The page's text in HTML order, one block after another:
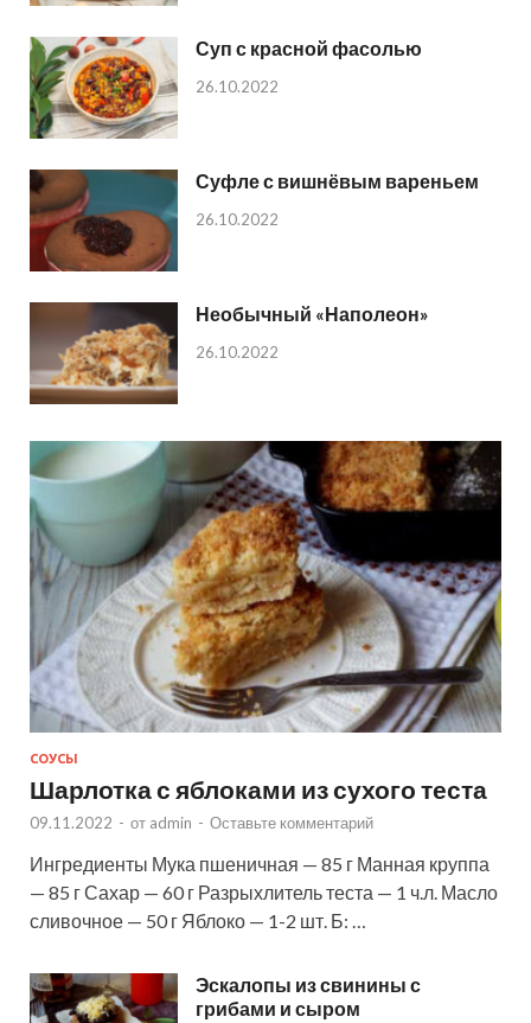
Суп с красной фасолью
26.10.2022
Суфле с вишнёвым вареньем
26.10.2022
Необычный «Наполеон»
26.10.2022
СОУСЫ
Шарлотка с яблоками из сухого теста
09.11.2022 - от admin - Оставьте комментарий
Ингредиенты Мука пшеничная — 85 г Манная круппа
— 85 г Сахар — 60 г Разрыхлитель теста — 1 ч.л. Масло
сливочное — 50 г Яблоко — 1-2 шт. Б: …
Эскалопы из свинины с
грибами и сыром